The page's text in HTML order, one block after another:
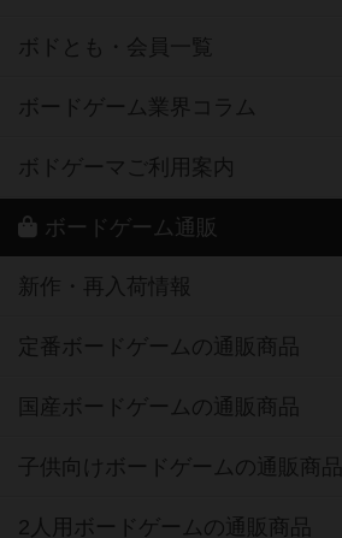
ボドとも・会員一覧
ボードゲーム業界コラム
ボドゲーマご利用案内
ボードゲーム通販
新作・再入荷情報
定番ボードゲームの通販商品
国産ボードゲームの通販商品
子供向けボードゲームの通販商品
2人用ボードゲームの通販商品